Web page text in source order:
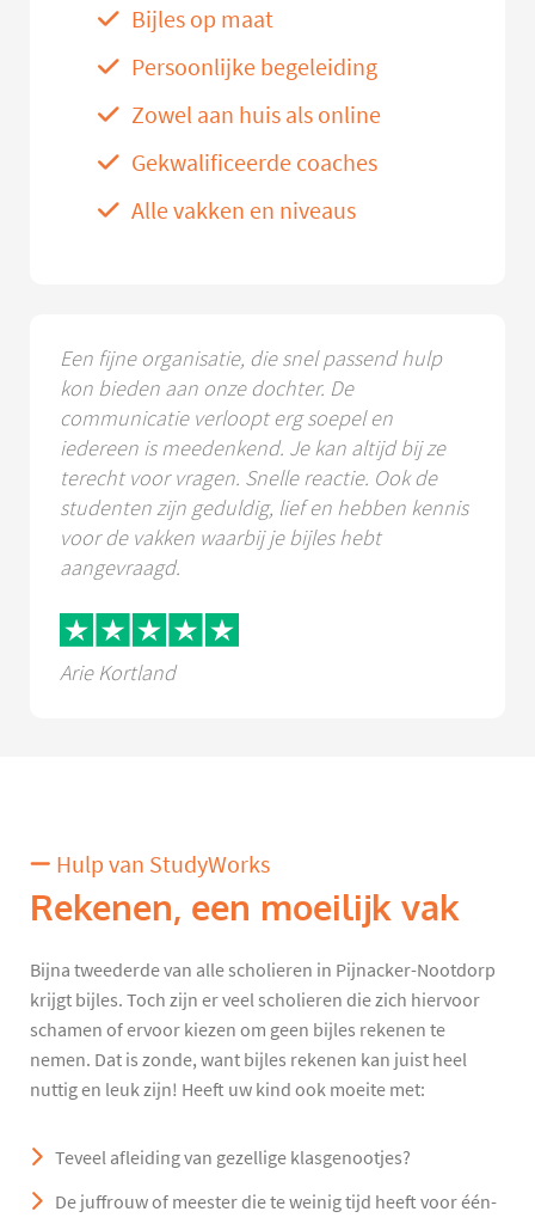
Bijles op maat
Persoonlijke begeleiding
Zowel aan huis als online
Gekwalificeerde coaches
Alle vakken en niveaus
Een fijne organisatie, die snel passend hulp
kon bieden aan onze dochter. De
communicatie verloopt erg soepel en
iedereen is meedenkend. Je kan altijd bij ze
terecht voor vragen. Snelle reactie. Ook de
studenten zijn geduldig, lief en hebben kennis
voor de vakken waarbij je bijles hebt
aangevraagd.
Arie Kortland
Hulp van StudyWorks
Rekenen, een moeilijk vak
Bijna tweederde van alle scholieren in Pijnacker-Nootdorp
krijgt bijles. Toch zijn er veel scholieren die zich hiervoor
schamen of ervoor kiezen om geen bijles rekenen te
nemen. Dat is zonde, want bijles rekenen kan juist heel
nuttig en leuk zijn! Heeft uw kind ook moeite met:
Teveel afleiding van gezellige klasgenootjes?
De juffrouw of meester die te weinig tijd heeft voor één-